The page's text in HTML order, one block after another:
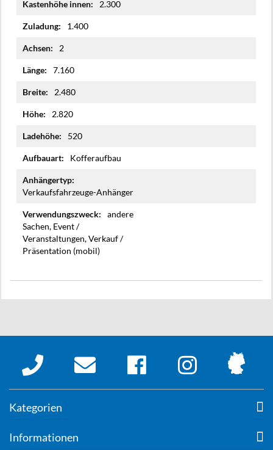
2.300
1.400
2
7.160
2.480
2.820
520
Kofferaufbau
Verkaufsfahrzeuge-Anhänger
andere
Sachen, Event /
Veranstaltungen, Verkauf /
Präsentation (mobil)
Kategorien
Informationen